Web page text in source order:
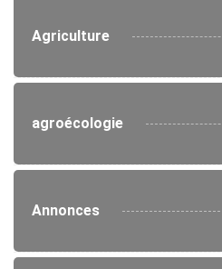
Agriculture
agroécologie
Annonces